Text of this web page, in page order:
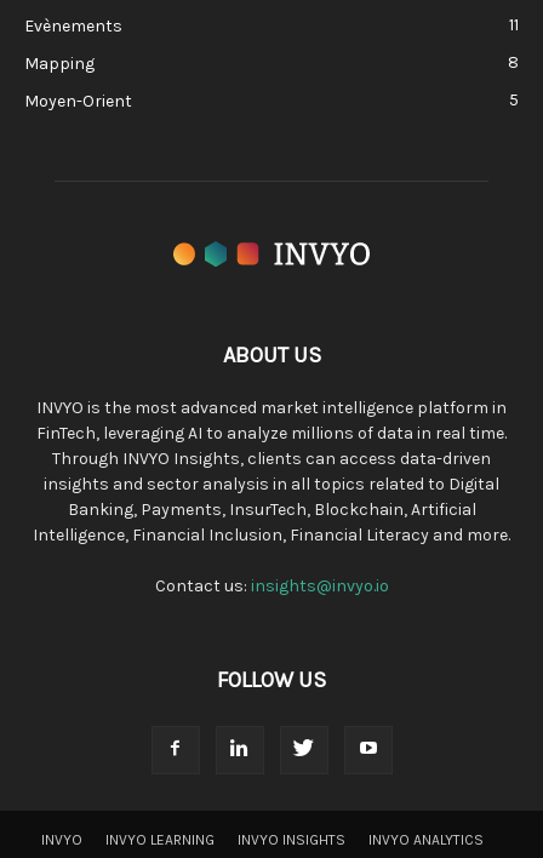
Evènements
11
Mapping
8
Moyen-Orient
5
ABOUT US
INVYO is the most advanced market intelligence platform in
FinTech, leveraging AI to analyze millions of data in real time.
Through INVYO Insights, clients can access data-driven
insights and sector analysis in all topics related to Digital
Banking, Payments, InsurTech, Blockchain, Artificial
Intelligence, Financial Inclusion, Financial Literacy and more.
Contact us: insights@invyo.io
FOLLOW US
INVYO INVYO LEARNING INVYO INSIGHTS
INVYO ANALYTICS